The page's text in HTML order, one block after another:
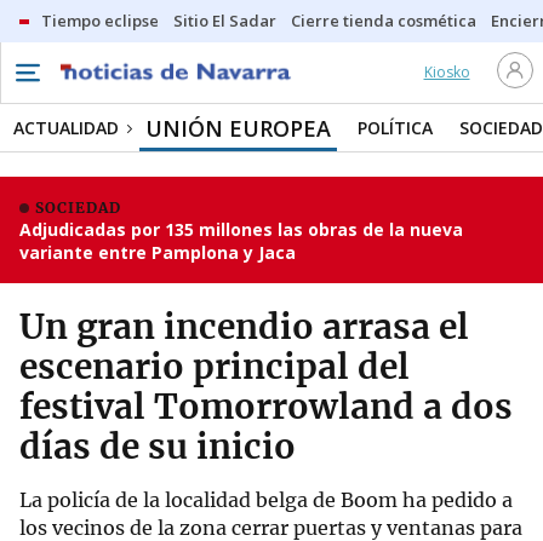
Tiempo eclipse Sitio El Sadar Cierre tienda cosmética
Kiosko
ACTUALIDAD UNIÓN EUROPEA POLÍTICA SOCIEDAD
SOCIEDAD
Adjudicadas por 135 millones las obras de la nueva
variante entre Pamplona y Jaca
Un gran incendio arrasa el
escenario principal del
festival Tomorrowland a dos
días de su inicio
La policía de la localidad belga de Boom ha pedido a
los vecinos de la zona cerrar puertas y ventanas para